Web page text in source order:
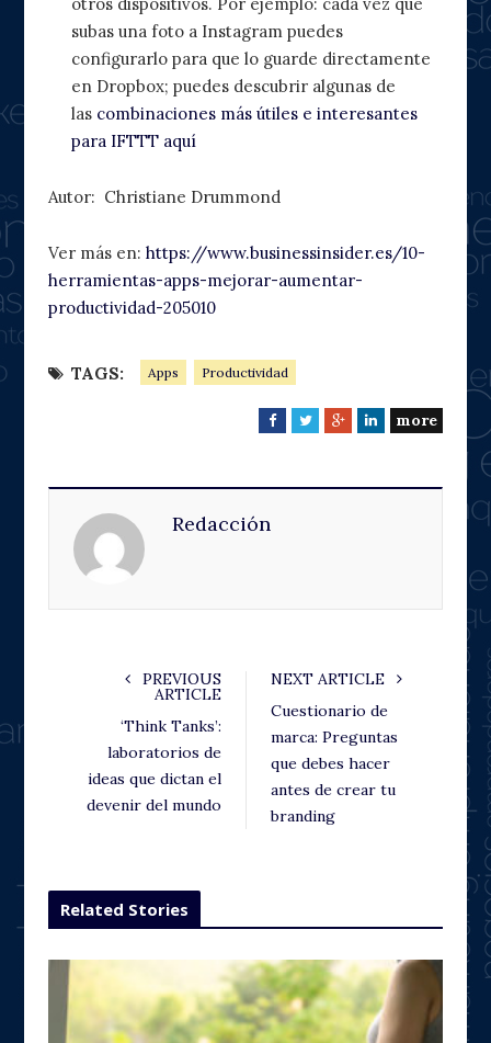
subas una foto a Instagram puedes
configurarlo para que lo guarde directamente
en Dropbox; puedes descubrir algunas de
las combinaciones más útiles e interesantes
para IFTTT aquí
Autor: Christiane Drummond
Ver más en: https://www.businessinsider.es/10-
herramientas-apps-mejorar-aumentar-
productividad-205010
TAGS: Apps Productividad
F
T
G
L
more
Redacción
PREVIOUS
ARTICLE
‘Think Tanks’:
laboratorios de
ideas que dictan el
devenir del mundo
NEXT ARTICLE
Cuestionario de
marca: Preguntas
que debes hacer
antes de crear tu
branding
Related Stories